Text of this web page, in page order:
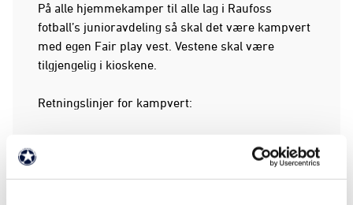
På alle hjemmekamper til alle lag i Raufoss
fotball’s junioravdeling så skal det være kampvert
med egen Fair play vest. Vestene skal være
tilgjengelig i kioskene.
Retningslinjer for kampvert:
Sørge for at garderober, bane og mål er i